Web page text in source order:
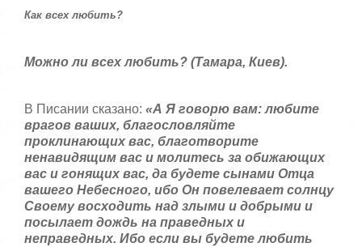
т
г
5
/
5
а
й
а
,
о
ц
е
н
и
т
е
Как всех любить?
Можно ли всех любить? (Тамара, Киев).
В Писании сказано: «А Я говорю вам: любите
врагов ваших, благословляйте
проклинающих вас, благотворите
ненавидящим вас и молитесь за обижающих
вас и гонящих вас, да будете сынами Отца
вашего Небесного, ибо Он повелевает солнцу
Своему восходить над злыми и добрыми и
посылает дождь на праведных и
неправедных. Ибо если вы будете любить